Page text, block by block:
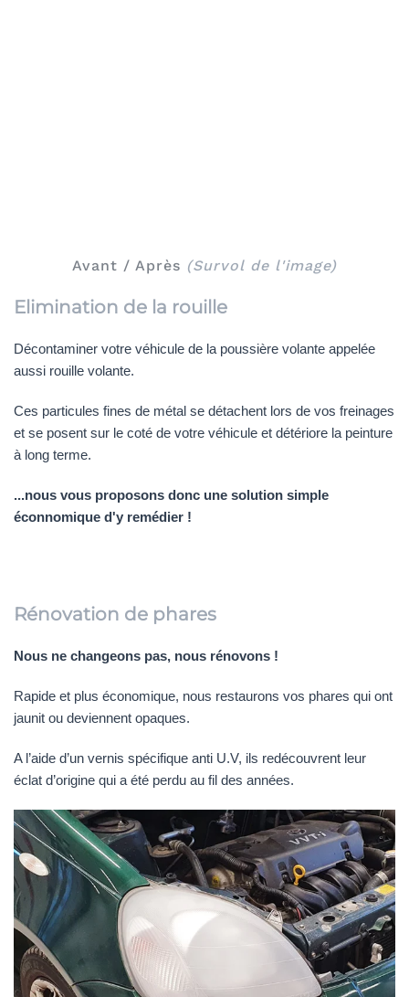
Avant / Après (Survol de l'image)
Elimination de la rouille
Décontaminer votre véhicule de la poussière volante appelée
aussi rouille volante.
Ces particules fines de métal se détachent lors de vos freinages
et se posent sur le coté de votre véhicule et détériore la peinture
à long terme.
...nous vous proposons donc une solution simple
éconnomique d'y remédier !
Rénovation de phares
Nous ne changeons pas, nous rénovons !
Rapide et plus économique, nous restaurons vos phares qui ont
jaunit ou deviennent opaques.
A l’aide d’un vernis spécifique anti U.V, ils redécouvrent leur
éclat d’origine qui a été perdu au fil des années.